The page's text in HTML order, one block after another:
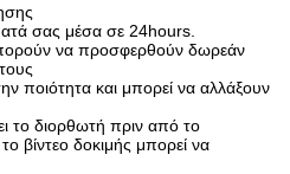
σας μέσα σε 24hours.
να προσφερθούν δωρεάν
ποιότητα και μπορεί να αλλάξουν
το διορθωτή πριν από το
βίντεο δοκιμής μπορεί να